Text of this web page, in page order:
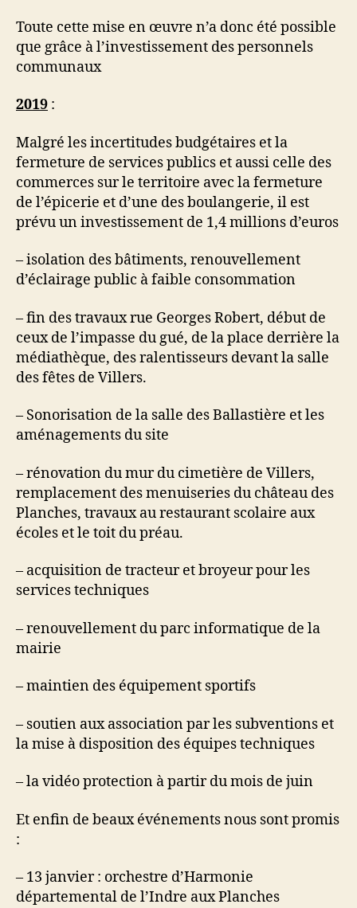
Toute cette mise en œuvre n’a donc été possible
que grâce à l’investissement des personnels
communaux
2019 :
Malgré les incertitudes budgétaires et la
fermeture de services publics et aussi celle des
commerces sur le territoire avec la fermeture
de l’épicerie et d’une des boulangerie, il est
prévu un investissement de 1,4 millions d’euros
– isolation des bâtiments, renouvellement
d’éclairage public à faible consommation
– fin des travaux rue Georges Robert, début de
ceux de l’impasse du gué, de la place derrière la
médiathèque, des ralentisseurs devant la salle
des fêtes de Villers.
– Sonorisation de la salle des Ballastière et les
aménagements du site
– rénovation du mur du cimetière de Villers,
remplacement des menuiseries du château des
Planches, travaux au restaurant scolaire aux
écoles et le toit du préau.
– acquisition de tracteur et broyeur pour les
services techniques
– renouvellement du parc informatique de la
mairie
– maintien des équipement sportifs
– soutien aux association par les subventions et
la mise à disposition des équipes techniques
– la vidéo protection à partir du mois de juin
Et enfin de beaux événements nous sont promis
:
– 13 janvier : orchestre d’Harmonie
départemental de l’Indre aux Planches